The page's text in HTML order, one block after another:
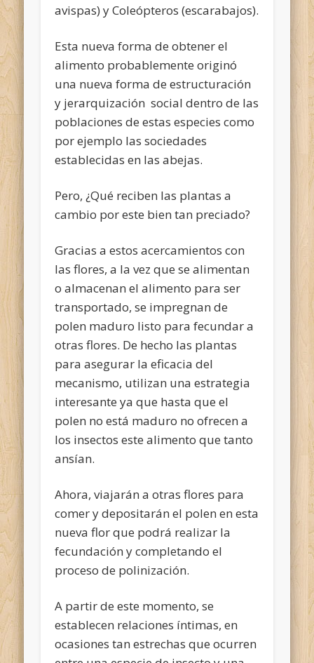
avispas) y Coleópteros (escarabajos).
Esta nueva forma de obtener el
alimento probablemente originó
una nueva forma de estructuración
y jerarquización social dentro de las
poblaciones de estas especies como
por ejemplo las sociedades
establecidas en las abejas.
Pero, ¿Qué reciben las plantas a
cambio por este bien tan preciado?
Gracias a estos acercamientos con
las flores, a la vez que se alimentan
o almacenan el alimento para ser
transportado, se impregnan de
polen maduro listo para fecundar a
otras flores. De hecho las plantas
para asegurar la eficacia del
mecanismo, utilizan una estrategia
interesante ya que hasta que el
polen no está maduro no ofrecen a
los insectos este alimento que tanto
ansían.
Ahora, viajarán a otras flores para
comer y depositarán el polen en esta
nueva flor que podrá realizar la
fecundación y completando el
proceso de polinización.
A partir de este momento, se
establecen relaciones íntimas, en
ocasiones tan estrechas que ocurren